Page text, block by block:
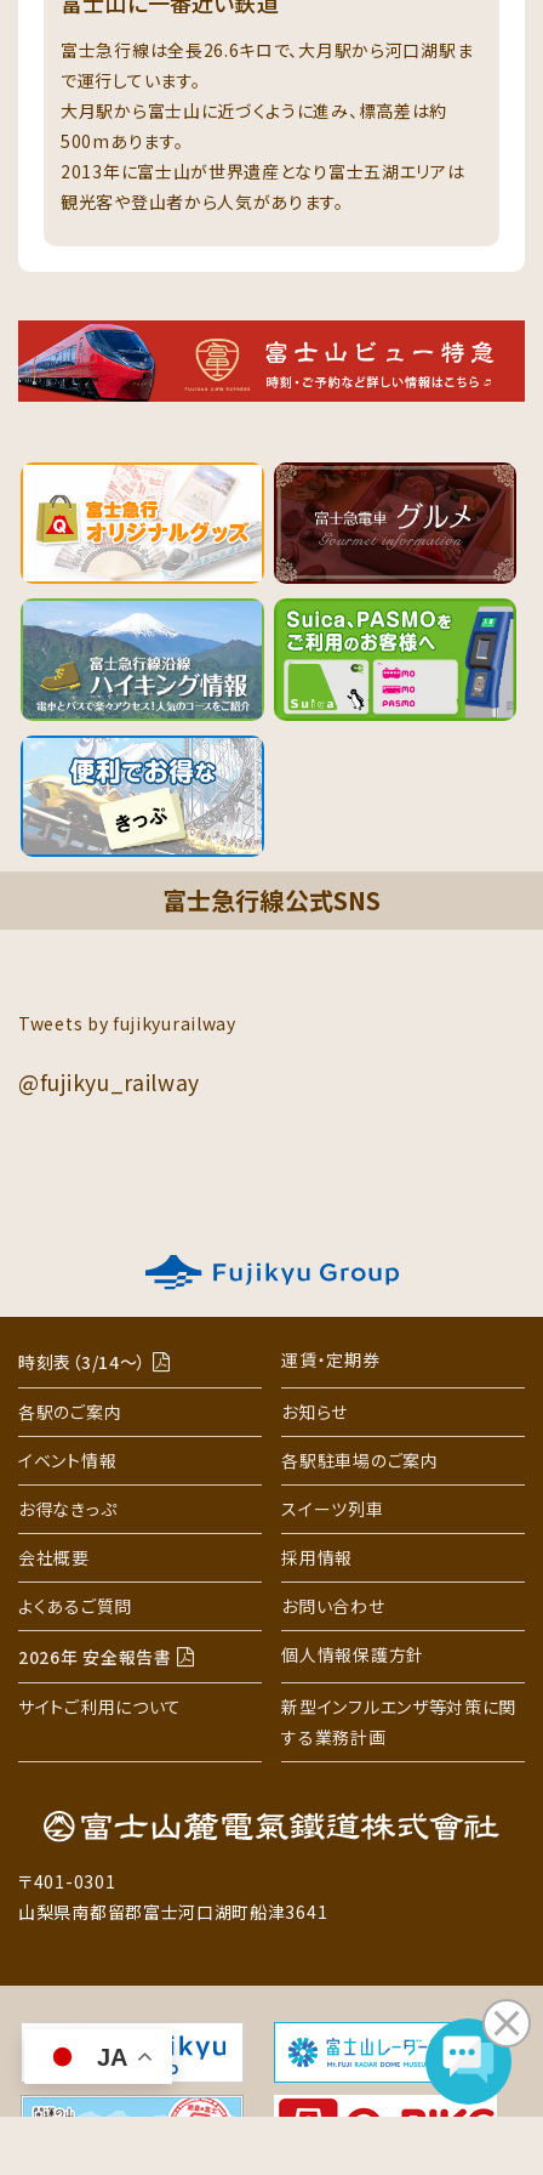
JA
富士急行線は全長26.6キロで、大月駅から河口湖駅ま
で運行しています。
大月駅から富士山に近づくように進み、標高差は約
500mあります。
2013年に富士山が世界遺産となり富士五湖エリアは
観光客や登山者から人気があります。
富士急行線公式SNS
Tweets by fujikyurailway
@fujikyu_railway
時刻表（3/14〜） 運賃・定期券
各駅のご案内
お知らせ
イベント情報
各駅駐車場のご案内
お得なきっぷ
スイーツ列車
会社概要
採用情報
よくあるご質問
お問い合わせ
2026年 安全報告書 個人情報保護方針
サイトご利用について
新型インフルエンザ等対策に関
する業務計画
〒401-0301
山梨県南都留郡富士河口湖町船津3641